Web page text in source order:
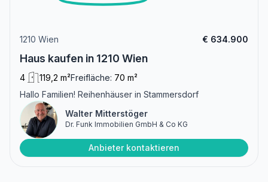
1210 Wien € 634.900
Haus kaufen in 1210 Wien
4 119,2 m²Freifläche: 70 m²
Hallo Familien! Reihenhäuser in Stammersdorf
Walter Mitterstöger
Dr. Funk Immobilien GmbH & Co KG
Anbieter kontaktieren